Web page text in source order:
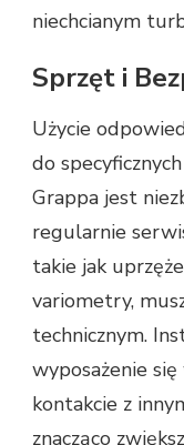
niechcianym
Sprzęt i
Użycie
do
Grappa jest
regularnie
takie jak
variometry,
technicznym.
wyposażenie
kontakcie z
znacząco